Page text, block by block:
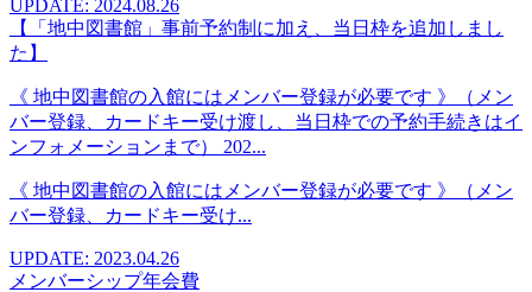
UPDATE: 2024.08.26
【「地中図書館」事前予約制に加え、当日枠を追加しまし
た】
《 地中図書館の入館にはメンバー登録が必要です 》（メン
バー登録、カードキー受け渡し、当日枠での予約手続きはイ
ンフォメーションまで） 202...
《 地中図書館の入館にはメンバー登録が必要です 》（メン
バー登録、カードキー受け...
UPDATE: 2023.04.26
メンバーシップ年会費